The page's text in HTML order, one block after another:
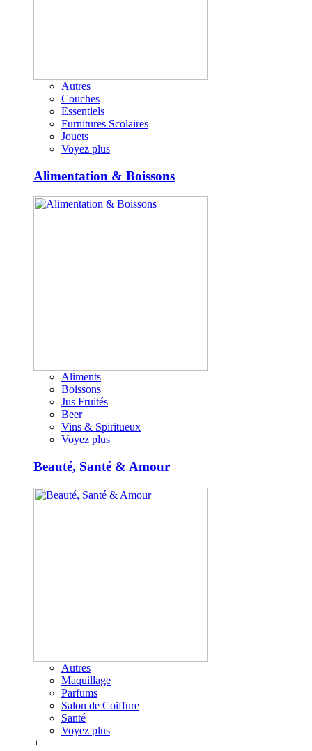
Autres
Couches
Essentiels
Furnitures Scolaires
Jouets
Voyez plus
Alimentation & Boissons
Aliments
Boissons
Jus Fruités
Beer
Vins & Spiritueux
Voyez plus
Beauté, Santé & Amour
Autres
Maquillage
Parfums
Salon de Coiffure
Santé
Voyez plus
+